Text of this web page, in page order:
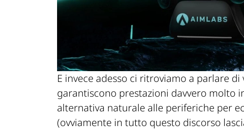
E invece adesso ci ritroviamo a parlare
garantiscono prestazioni davvero molto
alternativa naturale alle periferiche per
(ovviamente in tutto questo discorso